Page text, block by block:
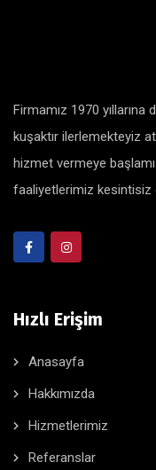
Firmamız 1970
kuşaktır ilerlemekteyiz
hizmet vermeye
faaliyetlerimiz kesintisiz
Hızlı Erişim
Anasayfa
Hakkımızda
Hizmetlerimiz
Referanslar